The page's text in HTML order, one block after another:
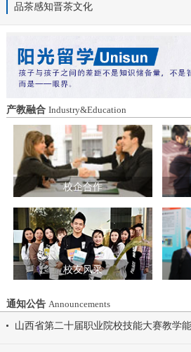
动会为契机，涵
志，将赛场上的
为学习工作的强
不怠，共同书写
新篇章。 本届开幕式以“逐梦 健康 奋进
感恩”为脉络，献上
同行，雅韵律动
舞步轻盈、配合
放自信从容的青春风采。
结奋进 歌舞表演
传递同心同行的
赴赛场追梦之旅。 学院党委书记刘国
宣布山西华澳商
径运动会正式开
源共享机制，共
造特色育人载体
过挂职帮带、专
式，培育政治强
和思政工作队伍
结对共建融入专
培养、社会服务
校际合作，既赋
助力公办高校拓展育
证下，三方校领
治工作结对共建协议书
仅为党建和思想
制度化的交流平
域、更深层次的
关责任部门将主
共建内容落地见
校协同发展的新
品茶感知晋茶文化
产教融合 Industry&Education
校企合作
校友风采
通知公告 Announcements
山西省第二十届职业院校技能大赛教学能力比赛山西华